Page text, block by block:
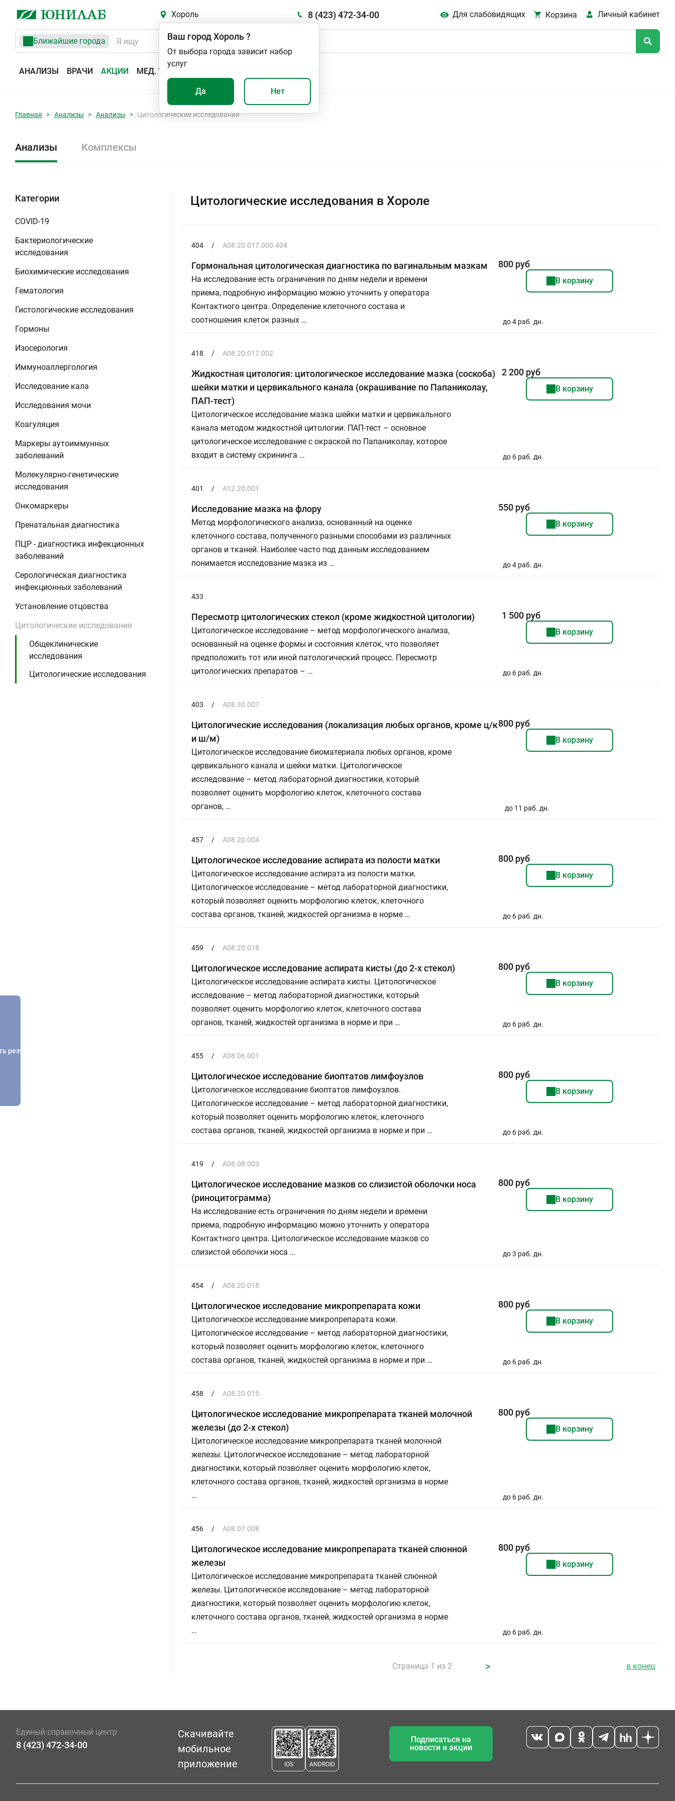
Хороль 8 (423) 472-34-00 Для слабовидящих Корзина Личный кабинет
Ближайшие города
АНАЛИЗЫ ВРАЧИ АКЦИИ МЕД. УСЛУГИ
Ваш городХороль?
От выбора города зависит набор
услуг
Да Нет
Главная Анализы Анализы Цитологические исследования
Анализы Комплексы
Категории
COVID-19
Бактериологические
исследования
Биохимические исследования
Гематология
Гистологические исследования
Гормоны
Изосерология
Иммуноаллергология
Исследование кала
Исследования мочи
Коагуляция
Маркеры аутоиммунных
заболеваний
Молекулярно-генетические
исследования
Онкомаркеры
Пренатальная диагностика
ПЦР - диагностика инфекционных
заболеваний
Серологическая диагностика
инфекционных заболеваний
Установление отцовства
Цитологические исследования
Общеклинические
исследования
Цитологические исследования
Цитологические исследования в Хороле
404 / A08.20.017.000.404
Гормональная цитологическая диагностика по вагинальным мазкам
На исследование есть ограничения по дням недели и времени
приема, подробную информацию можно уточнить у оператора
Контактного центра. Определение клеточного состава и
соотношения клеток разных …
800 руб
В корзину
до 4 раб. дн.
418 / A08.20.017.002
Жидкостная цитология: цитологическое исследование мазка (соскоба)
шейки матки и цервикального канала (окрашивание по Папаниколау,
ПАП-тест)
Цитологическое исследование мазка шейки матки и цервикального
канала методом жидкостной цитологии. ПАП-тест – основное
цитологическое исследование с окраской по Папаниколау, которое
входит в систему скрининга …
2 200 руб
В корзину
до 6 раб. дн.
401 / A12.20.001
Исследование мазка на флору
Метод морфологического анализа, основанный на оценке
клеточного состава, полученного разными способами из различных
органов и тканей. Наиболее часто под данным исследованием
понимается исследование мазка из …
550 руб
В корзину
до 4 раб. дн.
433
Пересмотр цитологических стекол (кроме жидкостной цитологии)
Цитологическое исследование – метод морфологического анализа,
основанный на оценке формы и состояния клеток, что позволяет
предположить тот или иной патологический процесс. Пересмотр
цитологических препаратов – …
1 500 руб
В корзину
до 6 раб. дн.
403 / A08.30.007
Цитологические исследования (локализация любых органов, кроме ц/к
и ш/м)
Цитологическое исследование биоматериала любых органов, кроме
цервикального канала и шейки матки. Цитологическое
исследование – метод лабораторной диагностики, который
позволяет оценить морфологию клеток, клеточного состава
органов, …
800 руб
В корзину
до 11 раб. дн.
457 / A08.20.004
Цитологическое исследование аспирата из полости матки
Цитологическое исследование аспирата из полости матки.
Цитологическое исследование – метод лабораторной диагностики,
который позволяет оценить морфологию клеток, клеточного
состава органов, тканей, жидкостей организма в норме …
800 руб
В корзину
до 6 раб. дн.
459 / A08.20.018
Цитологическое исследование аспирата кисты (до 2-х стекол)
Цитологическое исследование аспирата кисты. Цитологическое
исследование – метод лабораторной диагностики, который
позволяет оценить морфологию клеток, клеточного состава
органов, тканей, жидкостей организма в норме и при …
800 руб
В корзину
до 6 раб. дн.
455 / A08.06.001
Цитологическое исследование биоптатов лимфоузлов
Цитологическое исследование биоптатов лимфоузлов.
Цитологическое исследование – метод лабораторной диагностики,
который позволяет оценить морфологию клеток, клеточного
состава органов, тканей, жидкостей организма в норме и при …
800 руб
В корзину
до 6 раб. дн.
419 / A08.08.003
Цитологическое исследование мазков со слизистой оболочки носа
(риноцитограмма)
На исследование есть ограничения по дням недели и времени
приема, подробную информацию можно уточнить у оператора
Контактного центра. Цитологическое исследование мазков со
слизистой оболочки носа …
800 руб
В корзину
до 3 раб. дн.
454 / A08.20.018
Цитологическое исследование микропрепарата кожи
Цитологическое исследование микропрепарата кожи.
Цитологическое исследование – метод лабораторной диагностики,
который позволяет оценить морфологию клеток, клеточного
состава органов, тканей, жидкостей организма в норме и при …
800 руб
В корзину
до 6 раб. дн.
458 / A08.20.015
Цитологическое исследование микропрепарата тканей молочной
железы (до 2-х стекол)
Цитологическое исследование микропрепарата тканей молочной
железы. Цитологическое исследование – метод лабораторной
диагностики, который позволяет оценить морфологию клеток,
клеточного состава органов, тканей, жидкостей организма в норме
…
800 руб
В корзину
до 6 раб. дн.
456 / A08.07.008
Цитологическое исследование микропрепарата тканей слюнной
железы
Цитологическое исследование микропрепарата тканей слюнной
железы. Цитологическое исследование – метод лабораторной
диагностики, который позволяет оценить морфологию клеток,
клеточного состава органов, тканей, жидкостей организма в норме
…
800 руб
В корзину
до 6 раб. дн.
Страница 1 из 2 > в конец
результатов
Единый справочный центр
8 (423) 472-34-00
Скачивайте
мобильное
приложение
IOS ANDROID
Подписаться на
новости и акции